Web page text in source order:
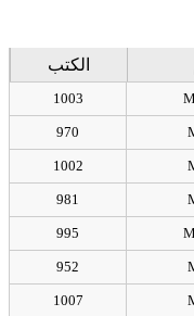
الكتب
1003
970
1002
981
995
952
1007